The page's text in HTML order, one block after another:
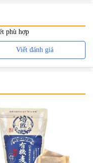
phù hợp
Viết đánh giá